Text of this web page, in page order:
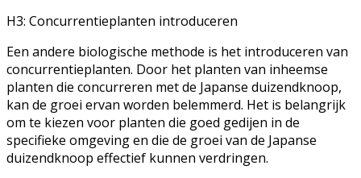
H3: Concurrentieplanten introduceren
Een andere biologische methode is het introduceren van
concurrentieplanten. Door het planten van inheemse
planten die concurreren met de Japanse duizendknoop,
kan de groei ervan worden belemmerd. Het is belangrijk
om te kiezen voor planten die goed gedijen in de
specifieke omgeving en die de groei van de Japanse
duizendknoop effectief kunnen verdringen.